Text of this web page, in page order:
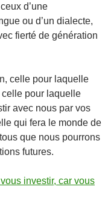
d’une
ou d’un dialecte,
fierté de génération
celle pour laquelle
celle pour laquelle
avec nous par vos
qui fera le monde de
que nous pourrons
futures.
investir, car vous